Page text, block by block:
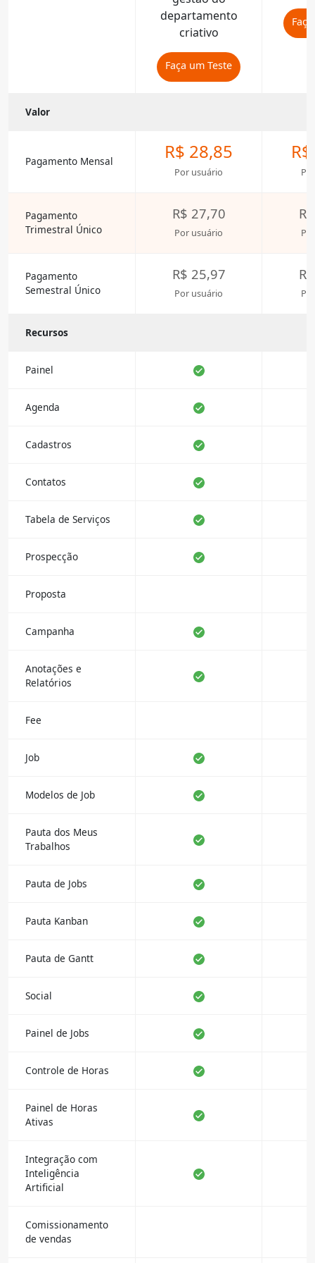
departamento
criativo
Faça um Teste
Valor
Pagamento Mensal R$ 28,85
Por usuário
Pagamento
Trimestral Único
R$ 27,70
Por usuário
Pagamento
Semestral Único
R$ 25,97
Por usuário
Recursos
Painel
Agenda
Cadastros
Contatos
Tabela de Serviços
Prospecção
Proposta
Campanha
Anotações e
Relatórios
Fee
Job
Modelos de Job
Pauta dos Meus
Trabalhos
Pauta de Jobs
Pauta Kanban
Pauta de Gantt
Social
Painel de Jobs
Controle de Horas
Painel de Horas
Ativas
Integração com
Inteligência
Artificial
Comissionamento
de vendas